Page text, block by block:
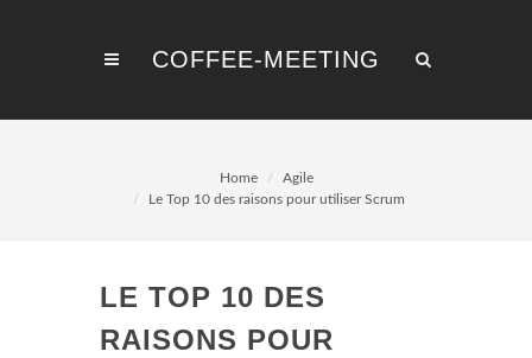
COFFEE-MEETING
Home
Agile
Le Top 10 des raisons pour utiliser Scrum
LE TOP 10 DES
RAISONS POUR